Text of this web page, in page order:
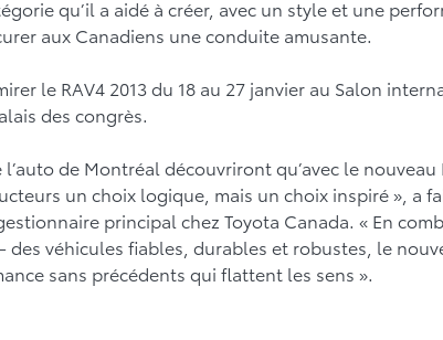
qu’il a aidé à créer, avec un style et une
aux Canadiens une conduite amusante.
le RAV4 2013 du 18 au 27 janvier au Salon
des congrès.
de Montréal découvriront qu’avec le nouveau
un choix logique, mais un choix inspiré », a
principal chez Toyota Canada. « En
véhicules fiables, durables et robustes, le
sans précédents qui flattent les sens ».